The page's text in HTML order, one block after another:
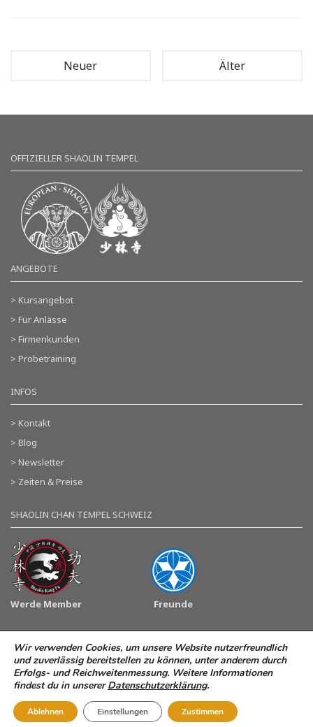
Neuer Älter
OFFIZIELLER SHAOLIN TEMPEL
ANGEBOTE
> Kursangebot
> Für Anlässe
> Firmenkunden
> Probetraining
INFOS
> Kontakt
> Blog
> Newsletter
> Zeiten & Preise
SHAOLIN CHAN TEMPEL SCHWEIZ
Werde Member Freunde
© 2026 Shaolin Kultur Institut AG. All rights reserved.Impressum
Datenschutzerklärung
Wir verwenden Cookies, um unsere Website nutzerfreundlich
und zuverlässig bereitstellen zu können, unter anderem durch
Erfolgs- und Reichweitenmessung. Weitere Informationen
findest du in unserer Datenschutzerklärung.
Zustimmen
Ablehnen Einstellungen